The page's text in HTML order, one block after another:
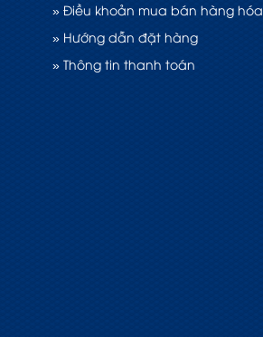
» Điều khoản mua bán hàng hóa
» Hướng dẫn đặt hàng
» Thông tin thanh toán